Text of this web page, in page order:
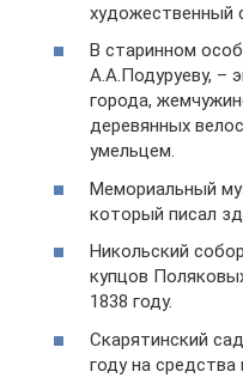
художественный
В старинном
А.А.Подуруеву, –
города,
деревянных
умельцем.
Мемориальный
который писал
Никольский
купцов
1838 году.
Скарятинский
году на